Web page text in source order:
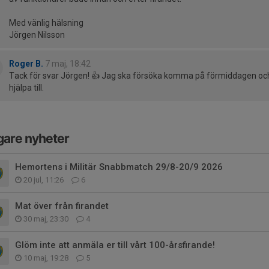
Med vänlig hälsning
Jörgen Nilsson
Roger B. 7 maj, 18:42
Tack för svar Jörgen! 👍 Jag ska försöka komma på förmiddagen
hjälpa till.
nyheter
Hemortens i Militär Snabbmatch 29/8-20/9 2026
20 jul, 11:26 6
Mat över från firandet
30 maj, 23:30 4
Glöm inte att anmäla er till vårt 100-årsfirande!
10 maj, 19:28 5